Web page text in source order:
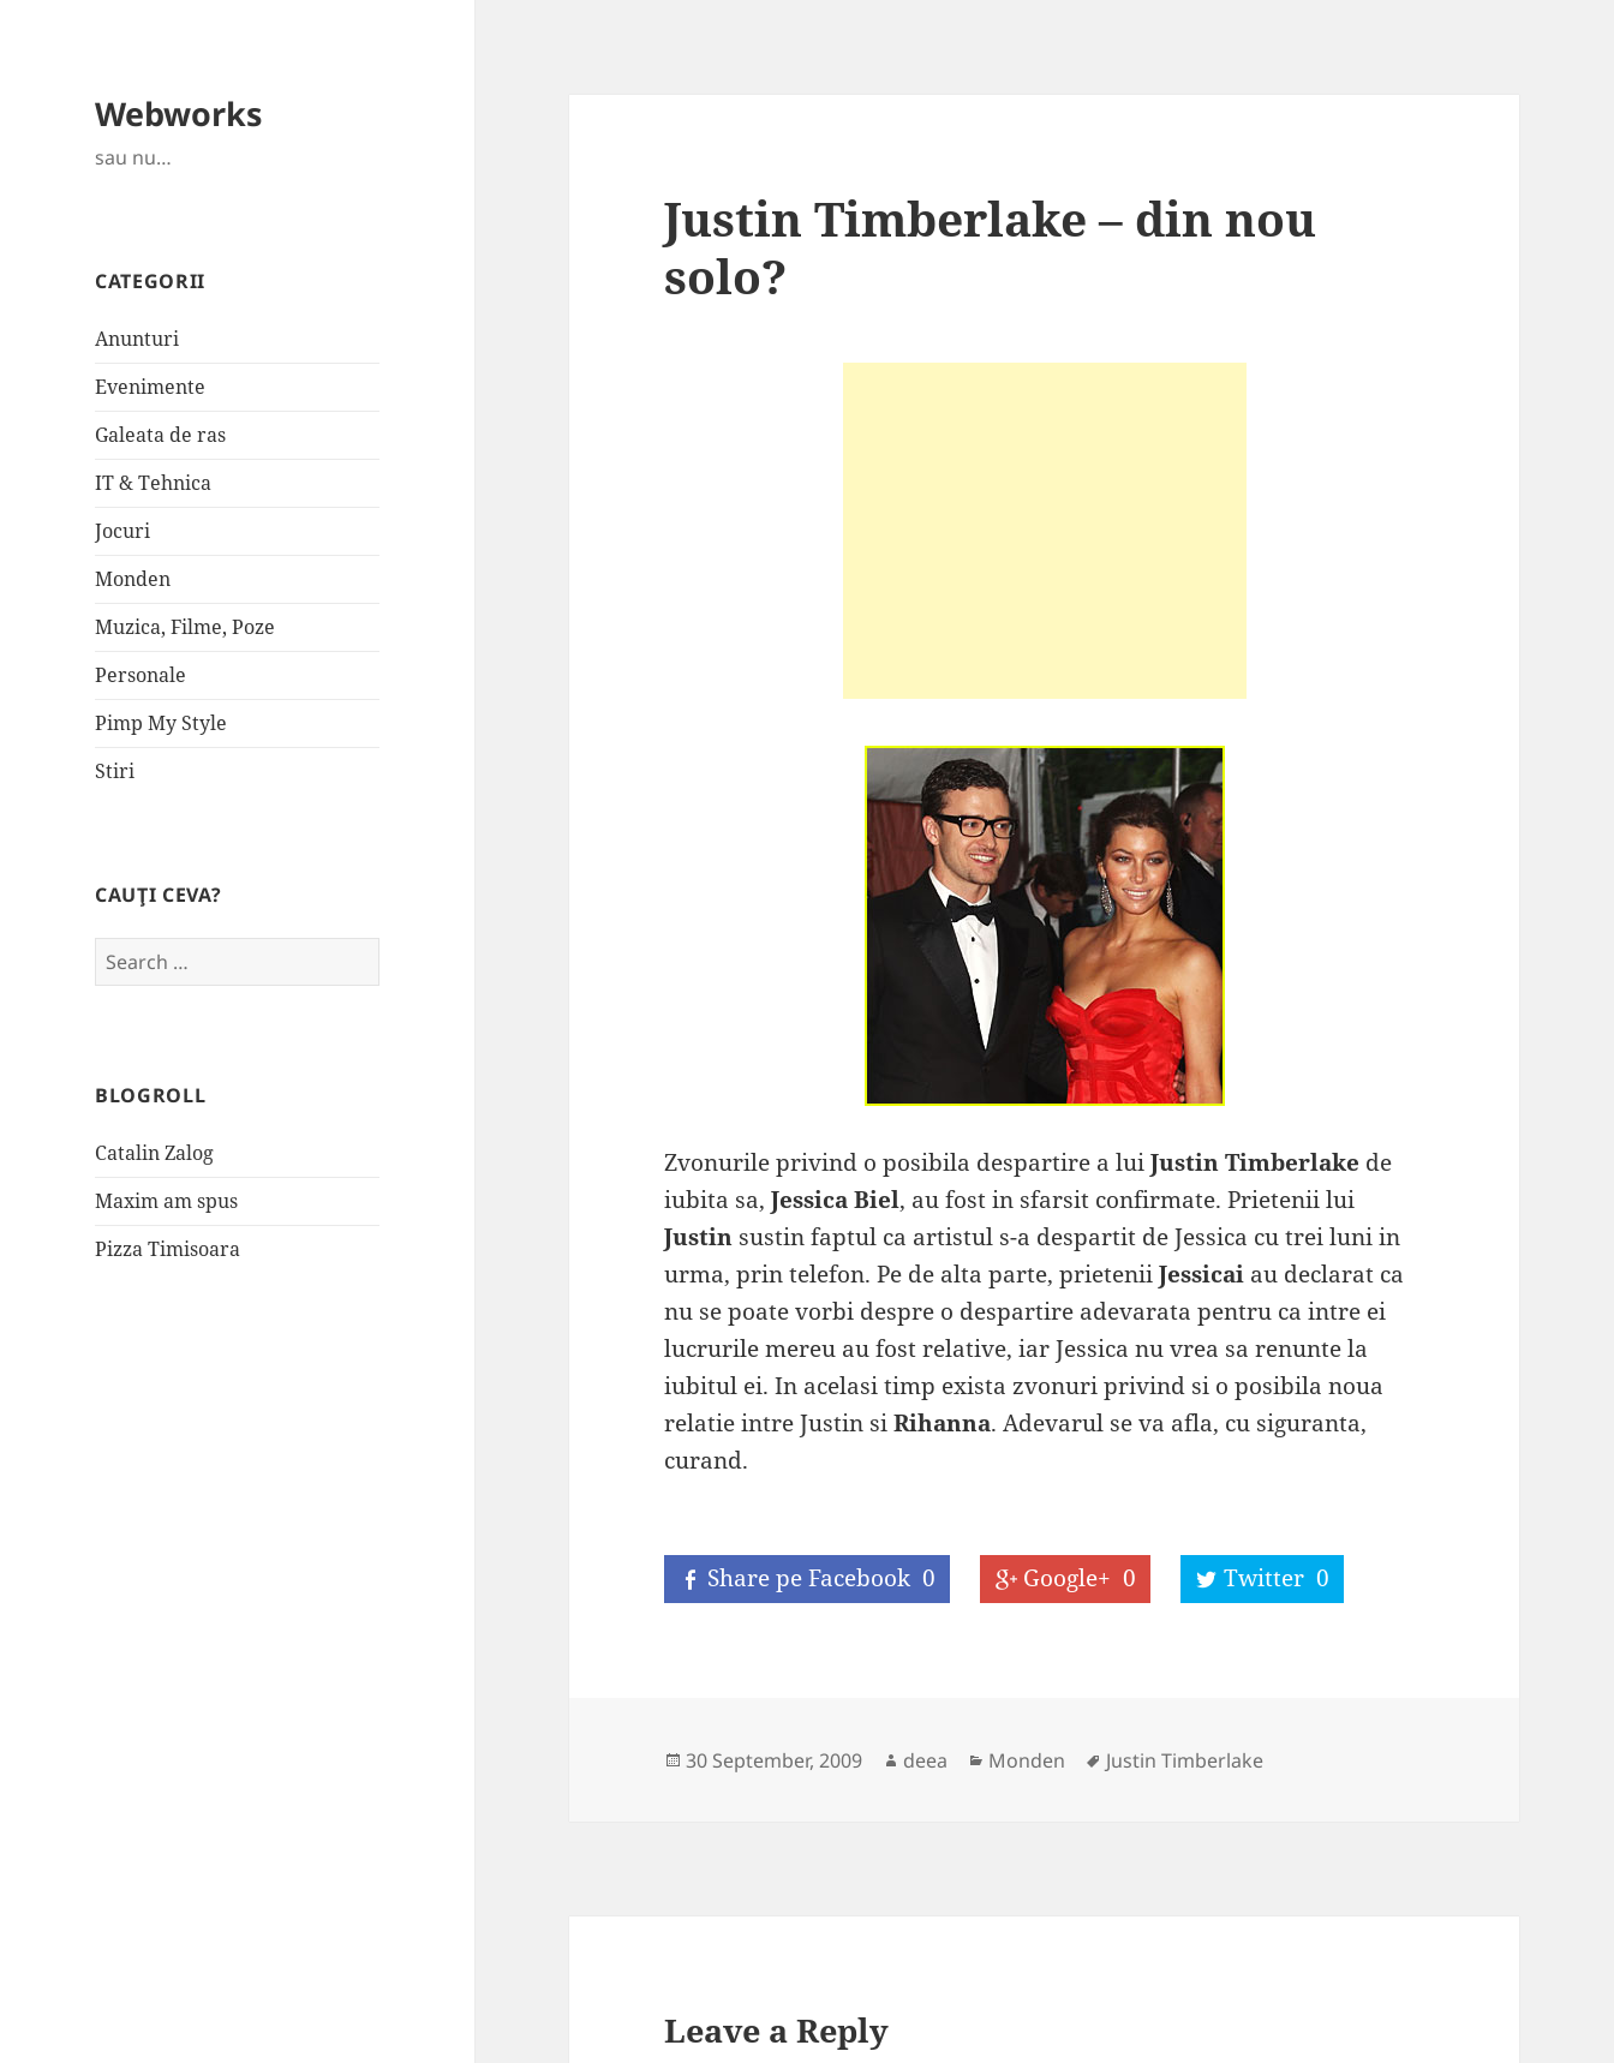
Webworks
sau nu…
CATEGORII
Anunturi
Evenimente
Galeata de ras
IT & Tehnica
Jocuri
Monden
Muzica, Filme, Poze
Personale
Pimp My Style
Stiri
CAUŢI CEVA?
Search
for:
BLOGROLL
Catalin Zalog
Maxim am spus
Pizza Timisoara
Justin Timberlake – din nou
solo?
Zvonurile privind o posibila despartire a luiJustin Timberlake de
iubita sa,Jessica Biel, au fost in sfarsit confirmate. Prietenii lui
Justin sustin faptul ca artistul s-a despartit de Jessica cu trei luni in
urma, prin telefon. Pe de alta parte, prieteniiJessicai au declarat ca
nu se poate vorbi despre o despartire adevarata pentru ca intre ei
lucrurile mereu au fost relative, iar Jessica nu vrea sa renunte la
iubitul ei. In acelasi timp exista zvonuri privind si o posibila noua
relatie intre Justin siRihanna. Adevarul se va afla, cu siguranta,
curand.
Share pe Facebook 0 Google+ 0 Twitter 0
Posted
30 September, 2009 Author
deea Categories
Monden Tags
Justin Timberlake
Leave a Reply